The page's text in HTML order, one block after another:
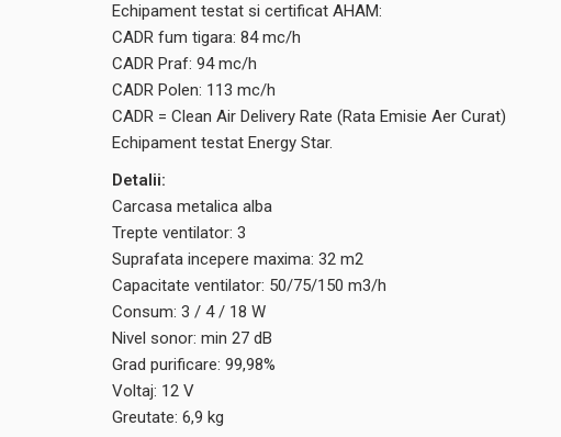
Echipament testat si certificat AHAM:
CADR fum tigara: 84 mc/h
CADR Praf: 94 mc/h
CADR Polen: 113 mc/h
CADR = Clean Air Delivery Rate (Rata Emisie Aer Curat)
Echipament testat Energy Star.
Detalii:
Carcasa metalica alba
Trepte ventilator: 3
Suprafata incepere maxima: 32 m2
Capacitate ventilator: 50/75/150 m3/h
Consum: 3 / 4 / 18 W
Nivel sonor: min 27 dB
Grad purificare: 99,98%
Voltaj: 12 V
Greutate: 6,9 kg